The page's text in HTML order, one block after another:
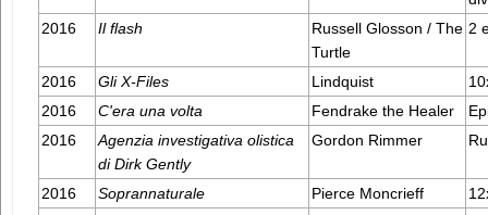
2016
Il flash
Russell Glosson / The
Turtle
2
2016 Gli X-Files Lindquist
2016
C'era una volta Fendrake the Healer
2016
Agenzia investigativa olistica
di Dirk Gently
Gordon Rimmer
2016 Soprannaturale Pierce Moncrieff